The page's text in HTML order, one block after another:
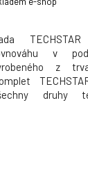
v
z
druhy
ko